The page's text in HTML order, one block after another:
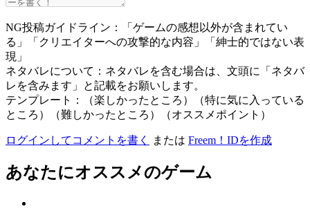
NG投稿ガイドライン：「ゲームの感想以外が含まれてい
る」「クリエイターへの攻撃的な内容」「紳士的ではない表
現」
ネタバレについて：ネタバレを含む場合は、文頭に「ネタバ
レを含みます」と記載をお願いします。
テンプレート：（楽しかったところ）（特に気に入っている
ところ）（難しかったところ）（オススメポイント）
ログインしてコメントを書く または Freem！IDを作成
あなたにオススメのゲーム